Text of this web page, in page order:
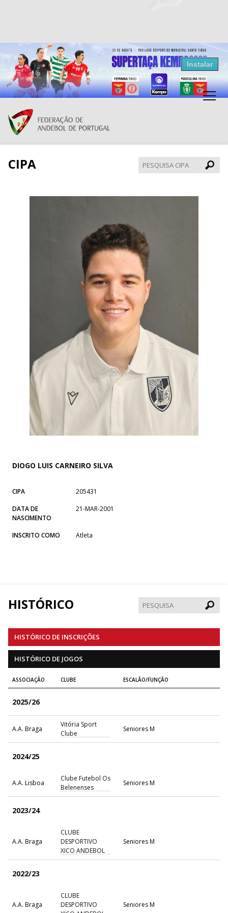
Resultados Andebol
Federação de Andebol de Portugal
Grátis - Disponivel na Play Store
Instalar
CIPA
CIPA
DIOGO LUIS CARNEIRO SILVA
CIPA
205431
DATA DE
NASCIMENTO
21-MAR-2001
INSCRITO COMO Atleta
HISTÓRICO
HISTÓRICO DE INSCRIÇÕES
HISTÓRICO DE JOGOS
ASSOCIAÇÃO CLUBE ESCALÃO/FUNÇÃO
2025/26
A.A. Braga
Vitória Sport
Clube
Seniores M
2024/25
A.A. Lisboa
Clube Futebol Os
Belenenses
Seniores M
2023/24
A.A. Braga
CLUBE
DESPORTIVO
XICO ANDEBOL
Seniores M
2022/23
A.A. Braga
CLUBE
DESPORTIVO
Seniores M